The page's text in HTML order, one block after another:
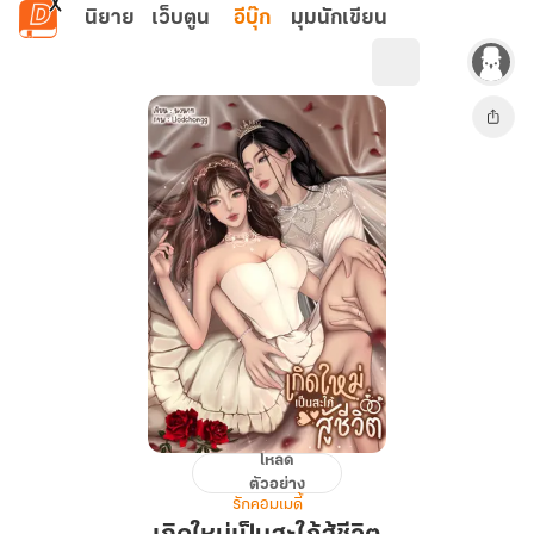
ข้ามไปยังเนื้อหาหลัก
นิยาย เว็บตูน อีบุ๊ก มุมนักเขียน
เป็น
โหลด
ตัวอย่าง
รักคอมเมดี้